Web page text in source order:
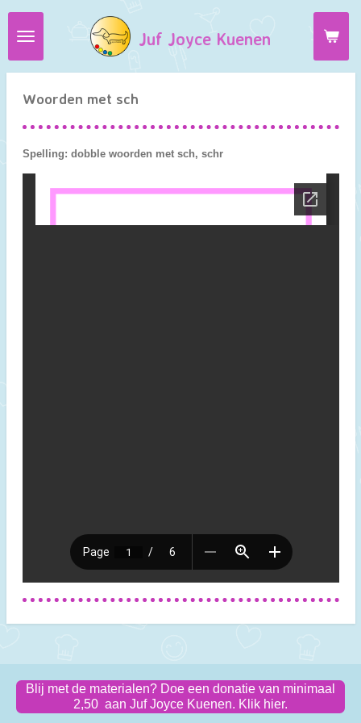
Ga
direct
de
hoofdinhoud
Juf Joyce Kuenen
Woorden met sch
Spelling: dobble woorden met sch, schr
Blij met de materialen? Doe een donatie van minimaal
2,50 aan Juf Joyce Kuenen. Klik hier.